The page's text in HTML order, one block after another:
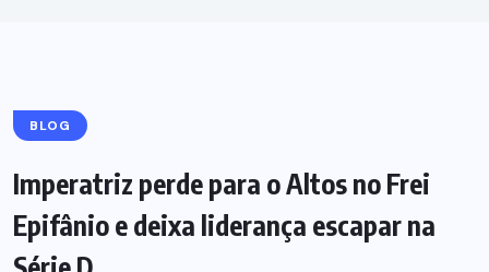
BLOG
Imperatriz perde para o Altos no Frei
Epifânio e deixa liderança escapar na